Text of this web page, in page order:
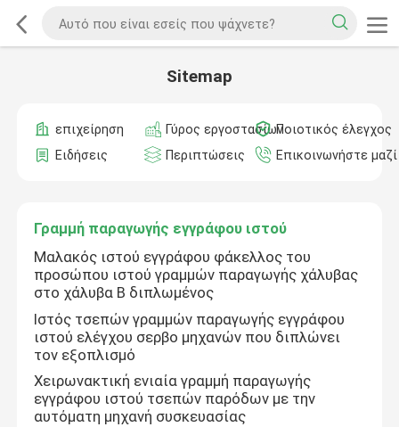
Sitemap
επιχείρηση Γύρος εργοστασίωνΠοιοτικός έλεγχος
Ειδήσεις
Περιπτώσεις Επικοινωνήστε
Γραμμή παραγωγής εγγράφου ιστού
Μαλακός ιστού εγγράφου φάκελλος του
προσώπου ιστού γραμμών παραγωγής χάλυβας
στο χάλυβα Β διπλωμένος
Ιστός τσεπών γραμμών παραγωγής εγγράφου
ιστού ελέγχου σερβο μηχανών που διπλώνει
τον εξοπλισμό
Χειρωνακτική ενιαία γραμμή παραγωγής
εγγράφου ιστού τσεπών παρόδων με την
αυτόματη μηχανή συσκευασίας